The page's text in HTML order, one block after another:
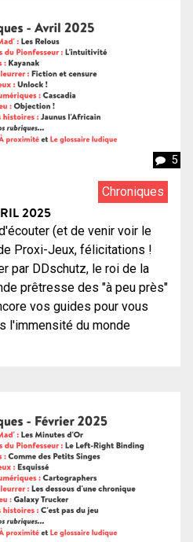
5
Chroniques
2025
(et de venir voir le
Proxi-Jeux, félicitations !
par DDschutz, le roi de la
prêtresse des "à peu près"
vos guides pour vous
l'immensité du monde